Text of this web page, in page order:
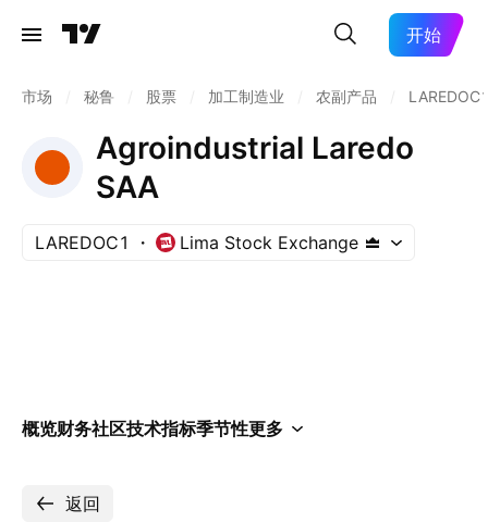
开始
市场 秘鲁 股票 加工制造业 农副产品
Agroindustrial Laredo
SAA
LAREDOC1 Lima Stock Exchange
概览财务社区技术指标季节性更多
返回